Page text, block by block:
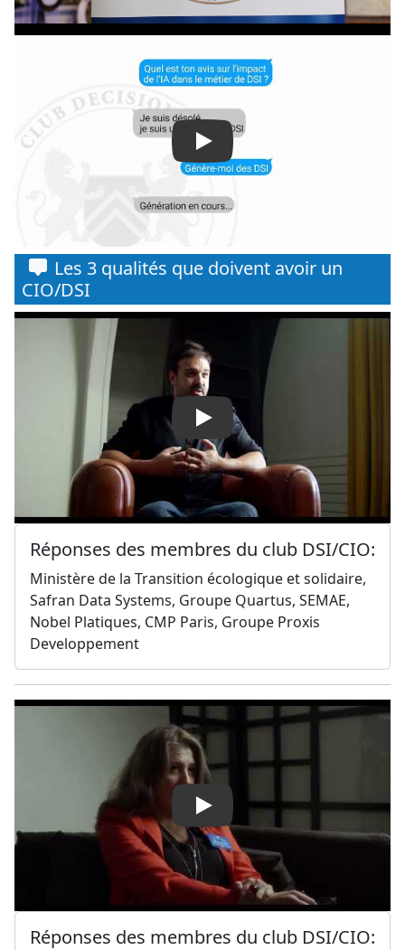
Play
Les 3 qualités que doivent avoir un
CIO/DSI
Play
Réponses des membres du club DSI/CIO:
Ministère de la Transition écologique et solidaire,
Safran Data Systems, Groupe Quartus, SEMAE,
Nobel Platiques, CMP Paris, Groupe Proxis
Developpement
Play
Réponses des membres du club DSI/CIO: